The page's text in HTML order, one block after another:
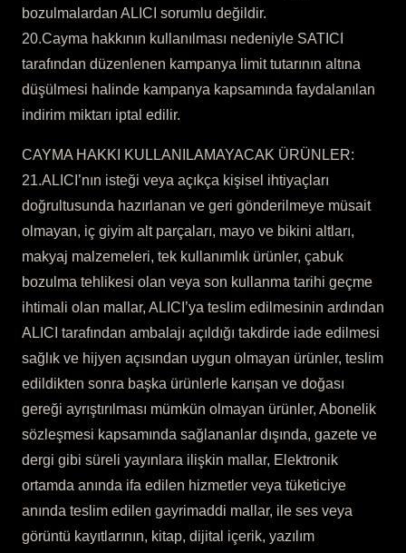
bozulmalardan ALICI sorumlu değildir.
20.Cayma hakkının kullanılması nedeniyle SATICI
tarafından düzenlenen kampanya limit tutarının altına
düşülmesi halinde kampanya kapsamında faydalanılan
indirim miktarı iptal edilir.
CAYMA HAKKI KULLANILAMAYACAK ÜRÜNLER:
21.ALICI’nın isteği veya açıkça kişisel ihtiyaçları
doğrultusunda hazırlanan ve geri gönderilmeye müsait
olmayan, iç giyim alt parçaları, mayo ve bikini altları,
makyaj malzemeleri, tek kullanımlık ürünler, çabuk
bozulma tehlikesi olan veya son kullanma tarihi geçme
ihtimali olan mallar, ALICI’ya teslim edilmesinin ardından
ALICI tarafından ambalajı açıldığı takdirde iade edilmesi
sağlık ve hijyen açısından uygun olmayan ürünler, teslim
edildikten sonra başka ürünlerle karışan ve doğası
gereği ayrıştırılması mümkün olmayan ürünler, Abonelik
sözleşmesi kapsamında sağlananlar dışında, gazete ve
dergi gibi süreli yayınlara ilişkin mallar, Elektronik
ortamda anında ifa edilen hizmetler veya tüketiciye
anında teslim edilen gayrimaddi mallar, ile ses veya
görüntü kayıtlarının, kitap, dijital içerik, yazılım